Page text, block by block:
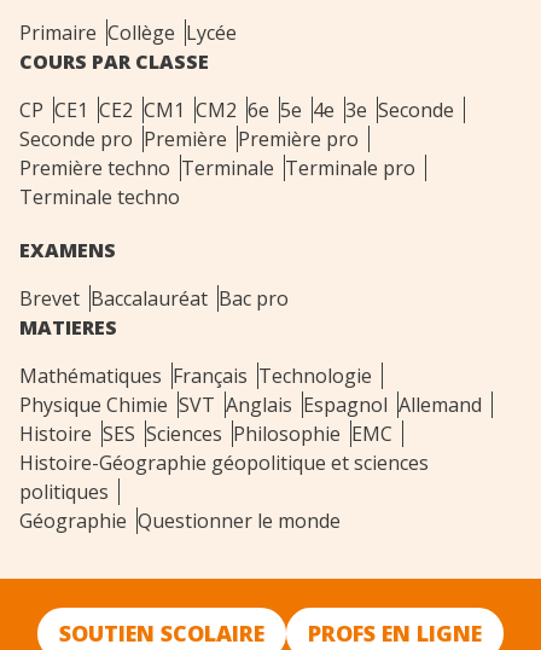
Primaire Collège Lycée
COURS PAR CLASSE
CP CE1 CE2 CM1 CM2 6e 5e 4e 3e Seconde
Seconde pro Première Première pro
Première techno Terminale Terminale pro
Terminale techno
EXAMENS
Brevet Baccalauréat Bac pro
MATIERES
Mathématiques Français Technologie
Physique Chimie SVT Anglais Espagnol Allemand
Histoire SES Sciences Philosophie EMC
Histoire-Géographie géopolitique et sciences
politiques
Géographie Questionner le monde
SOUTIEN SCOLAIRE PROFS EN LIGNE